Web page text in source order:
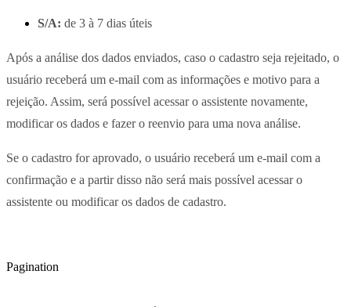
S/A: de 3 à 7 dias úteis
Após a análise dos dados enviados, caso o cadastro seja rejeitado, o
usuário receberá um e-mail com as informações e motivo para a
rejeição. Assim, será possível acessar o assistente novamente,
modificar os dados e fazer o reenvio para uma nova análise.
Se o cadastro for aprovado, o usuário receberá um e-mail com a
confirmação e a partir disso não será mais possível acessar o
assistente ou modificar os dados de cadastro.
Pagination